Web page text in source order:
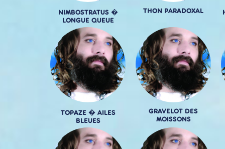
NIMBOSTRATUS �
LONGUE QUEUE
THON PARADOXAL
TOPAZE � AILES
BLEUES
GRAVELOT DES
MOISSONS